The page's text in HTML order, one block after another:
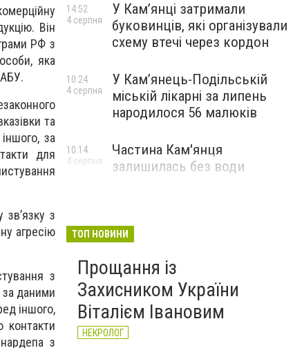
Він
РФ з
яка
та
за
для
з
агресію
з
даними
іншого,
контакти
з
У Кам’янці затримали
буковинців, які організували
схему втечі через кордон
14:52
4 серпня
У Кам’янець-Подільській
міській лікарні за липень
народилося 56 малюків
10:24
4 серпня
Частина Кам'янця
залишилась без води
10:14
4 серпня
ТОП НОВИНИ
Прощання із
Захисником України
Віталієм Івановим
НЕКРОЛОГ